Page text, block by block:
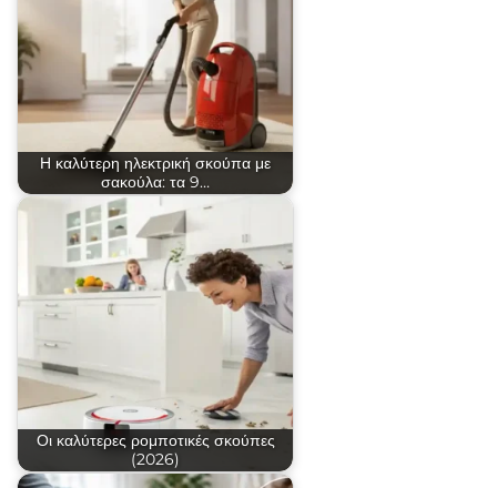
Η καλύτερη ηλεκτρική σκούπα με
σακούλα: τα 9…
Οι καλύτερες ρομποτικές σκούπες
(2026)